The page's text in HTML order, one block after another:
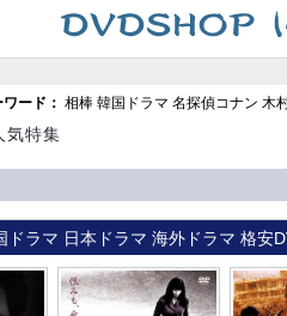
ード： 相棒 韓国ドラマ 名探偵コナン 木
気特集
ドラマ 日本ドラマ 海外ドラマ 格安